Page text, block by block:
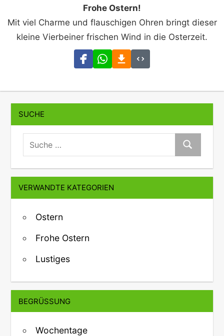
Frohe Ostern!
Mit viel Charme und flauschigen Ohren bringt dieser
kleine Vierbeiner frischen Wind in die Osterzeit.
SUCHE
suche:
Suche
VERWANDTE KATEGORIEN
Ostern
Frohe Ostern
Lustiges
BEGRÜSSUNG
Wochentage